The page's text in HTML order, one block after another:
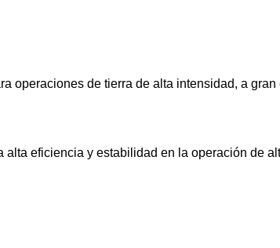
operaciones de tierra de alta intensidad, a gran
eficiencia y estabilidad en la operación de